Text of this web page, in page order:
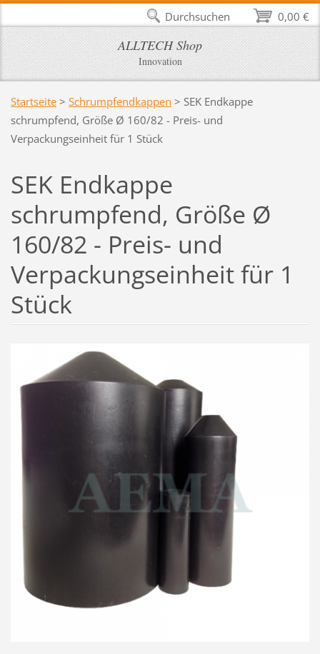
ALLTECH Shop
Innovation
Startseite > Schrumpfendkappen > SEK Endkappe
schrumpfend, Größe Ø 160/82 - Preis- und
Verpackungseinheit für 1 Stück
SEK Endkappe
schrumpfend, Größe Ø
160/82 - Preis- und
Verpackungseinheit für 1
Stück
0,00 €
Durchsuchen